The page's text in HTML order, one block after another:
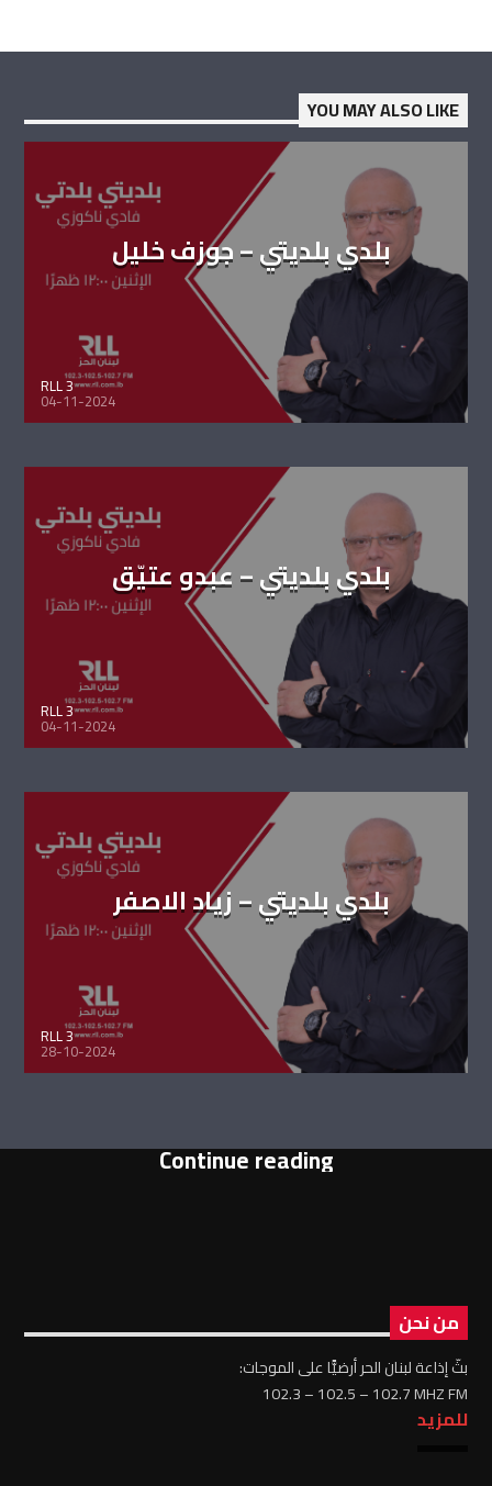
YOU MAY ALSO LIKE
بلدي بلديتي – جوزف خليل
RLL 3
04-11-2024
بلدي بلديتي – عبدو عتيّق
RLL 3
04-11-2024
بلدي بلديتي – زياد الاصفر
RLL 3
28-10-2024
Continue reading
من نحن
بثّ إذاعة لبنان الحر أرضيًّا على الموجات:
102.3 – 102.5 – 102.7 MHZ FM
للمزيد